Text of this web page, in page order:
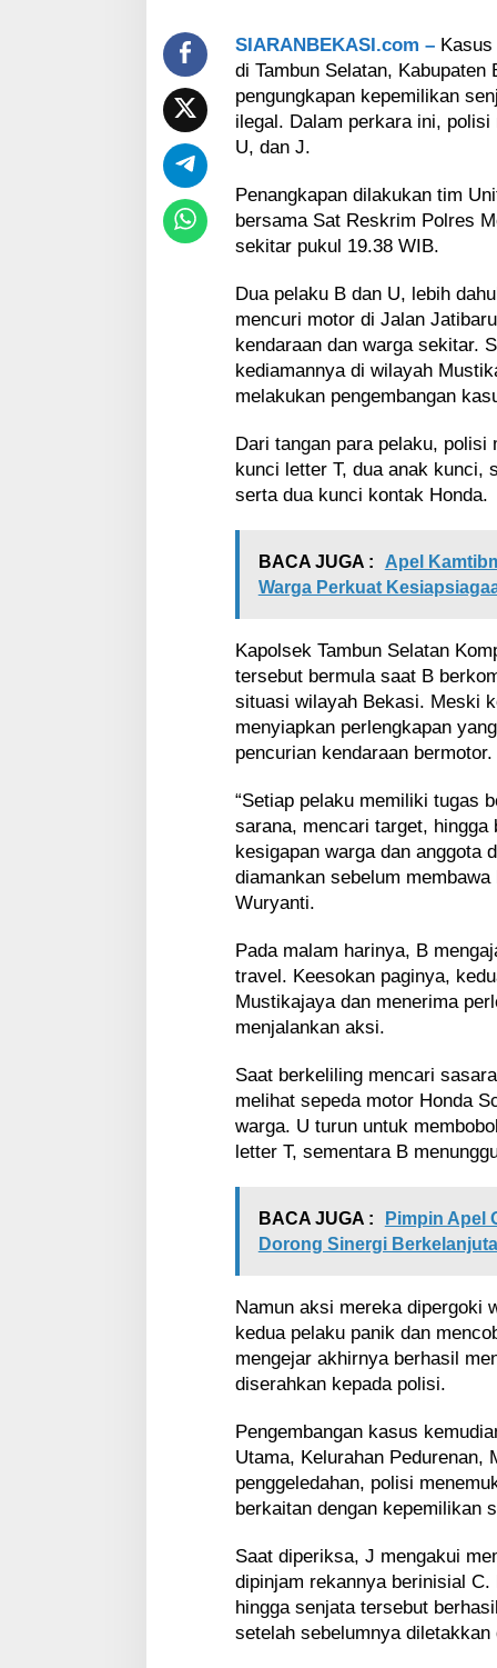
o
l
s
i
T
m
u
a
S
e
n
R
k
i
t
d
a
n
l
u
h
a
n
A
u
n
i
s
SIARANBEKASI.com –Kasus
di Tambun Selatan, Kabupaten
pengungkapan kepemilikan
ilegal. Dalam perkara ini,
U, dan J.
Penangkapan dilakukan tim
bersama Sat Reskrim Polres
sekitar pukul 19.38 WIB.
Dua pelaku B dan U, lebih
mencuri motor di Jalan
kendaraan dan warga sekitar.
kediamannya di wilayah
melakukan pengembangan
Dari tangan para pelaku, polisi
kunci letter T, dua anak kunci,
serta dua kunci kontak Honda.
BACA JUGA :
Apel
Warga Perkuat
Kapolsek Tambun Selatan
tersebut bermula saat B
situasi wilayah Bekasi. Meski
menyiapkan perlengkapan
pencurian kendaraan bermotor.
“Setiap pelaku memiliki tugas
sarana, mencari target,
kesigapan warga dan anggota
diamankan sebelum
Wuryanti.
Pada malam harinya, B
travel. Keesokan paginya,
Mustikajaya dan menerima
menjalankan aksi.
Saat berkeliling mencari
melihat sepeda motor Honda
warga. U turun untuk
letter T, sementara B
BACA JUGA :
Pimpin Apel
Dorong Sinergi
Namun aksi mereka dipergoki
kedua pelaku panik dan
mengejar akhirnya berhasil
diserahkan kepada polisi.
Pengembangan kasus
Utama, Kelurahan Pedurenan,
penggeledahan, polisi
berkaitan dengan kepemilikan
Saat diperiksa, J mengakui
dipinjam rekannya berinisial
hingga senjata tersebut
setelah sebelumnya